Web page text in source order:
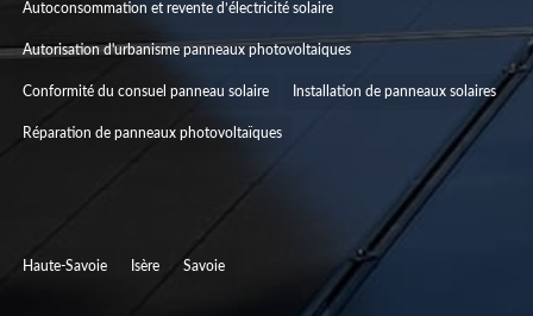
Autoconsommation et revente d’électricité solaire
Autorisation d'urbanisme panneaux photovoltaiques
Conformité du consuel panneau solaire Installation de panneaux solaires
Réparation de panneaux photovoltaïques
Haute-Savoie Isère Savoie